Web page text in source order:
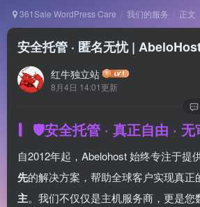
361Sale WordPress Care 我们的服务 正文
安全托管 · 匿名无忧 |
红牛独立站
8月4日 14:01更新
🛡️安全托管 · 真正自由 ·
自2012年起，Abelohost 始终专注于提
先的解决方案，帮助全球客户实现真正
主。我们不仅仅是主机服务商，更是您